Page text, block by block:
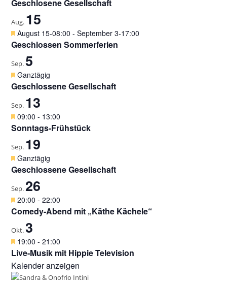
v
o
r
g
h
o
b
n
Geschlosene Gesellschaft
Aug. 15
H
e
v
o
r
g
h
o
b
n
August 15-08:00 -September 3-17:00
Geschlossen Sommerferien
Sep.5
H
e
v
o
r
g
h
o
b
n
Ganztägig
Geschlossene Gesellschaft
Sep. 13
H
e
v
o
r
g
h
o
b
n
09:00 - 13:00
Sonntags-Frühstück
Sep. 19
H
e
v
o
r
g
h
o
b
e
n
Ganztägig
Geschlossene Gesellschaft
Sep.26
H
e
v
o
r
g
e
h
20:00 -22:00
Comedy-Abend mit „Käthe Kächele“
Okt. 3
H
e
v
o
19:00 -21:00
Live-Musik mit Hippie Television
Kalender anzeigen